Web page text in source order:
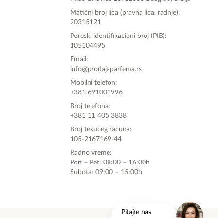
Matični broj lica (pravna lica, radnje):
20315121
Poreski identifikacioni broj (PIB):
105104495
Email:
info@prodajaparfema.rs
Mobilni telefon:
+381 691001996
Broj telefona:
+381 11 405 3838
Broj tekućeg računa:
105-2167169-44
Radno vreme:
Pon – Pet: 08:00 – 16:00h
Subota: 09:00 – 15:00h
Pitajte nas